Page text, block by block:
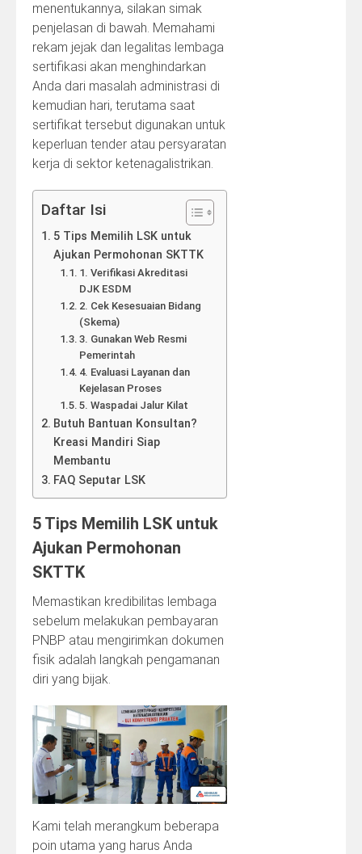
menentukannya, silakan simak
penjelasan di bawah. Memahami
rekam jejak dan legalitas lembaga
sertifikasi akan menghindarkan
Anda dari masalah administrasi di
kemudian hari, terutama saat
sertifikat tersebut digunakan untuk
keperluan tender atau persyaratan
kerja di sektor ketenagalistrikan.
Daftar Isi
5 Tips Memilih LSK untuk
Ajukan Permohonan SKTTK
1. Verifikasi Akreditasi
DJK ESDM
2. Cek Kesesuaian Bidang
(Skema)
3. Gunakan Web Resmi
Pemerintah
4. Evaluasi Layanan dan
Kejelasan Proses
5. Waspadai Jalur Kilat
Butuh Bantuan Konsultan?
Kreasi Mandiri Siap
Membantu
FAQ Seputar LSK
5 Tips Memilih LSK untuk
Ajukan Permohonan
SKTTK
Memastikan kredibilitas lembaga
sebelum melakukan pembayaran
PNBP atau mengirimkan dokumen
fisik adalah langkah pengamanan
diri yang bijak.
Kami telah merangkum beberapa
poin utama yang harus Anda